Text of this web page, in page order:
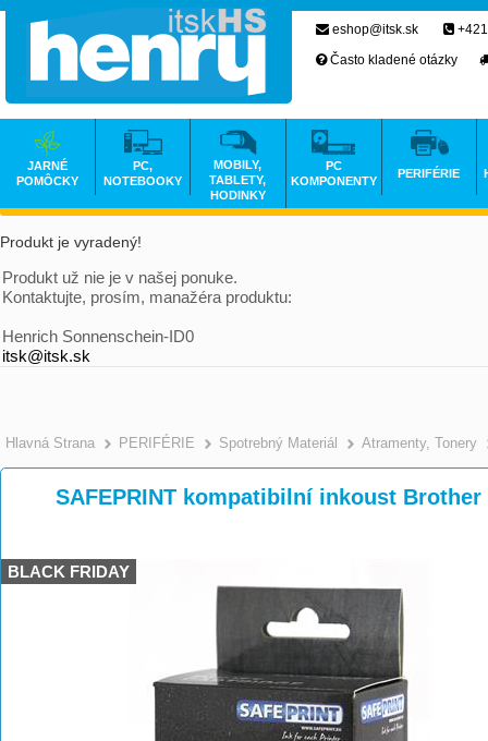
Produkt je vyradený!
Produkt už nie je v našej ponuke.
Kontaktujte, prosím, manažéra produktu:
Henrich Sonnenschein-ID0
itsk@itsk.sk
Hlavná Strana >
PERIFÉRIE >
Spotrebný Materiál >
Atramenty, Tonery
SAFEPRINT kompatibilní inkoust Brother
BLACK FRIDAY
eshop@itsk.sk
Často kladené otázky
JARNÉ
POMÔCKY
PC,
NOTEBOOKY
MOBILY,
TABLETY,
HODINKY
PC
KOMPONENTY
PERIFÉRIE